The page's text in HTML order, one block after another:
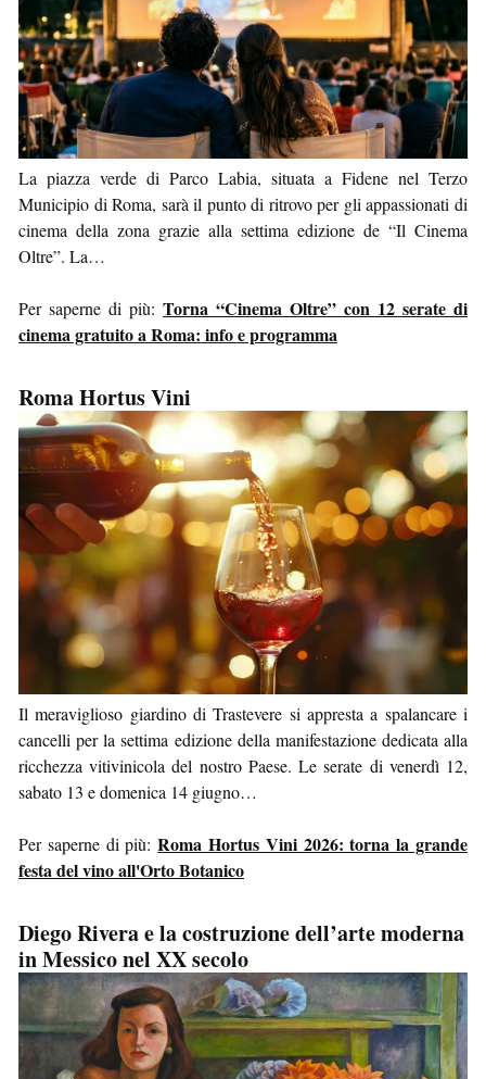
La piazza verde di Parco Labia, situata a Fidene nel Terzo
Municipio di Roma, sarà il punto di ritrovo per gli appassionati di
cinema della zona grazie alla settima edizione de “Il Cinema
Oltre”. La…
Per saperne di più: Torna “Cinema Oltre” con 12 serate di
cinema gratuito a Roma: info e programma
Roma Hortus Vini
Il meraviglioso giardino di Trastevere si appresta a spalancare i
cancelli per la settima edizione della manifestazione dedicata alla
ricchezza vitivinicola del nostro Paese. Le serate di venerdì 12,
sabato 13 e domenica 14 giugno…
Per saperne di più:Roma Hortus Vini 2026: torna la grande
festa del vino all'Orto Botanico
Diego Rivera e la costruzione dell’arte moderna
in Messico nel XX secolo